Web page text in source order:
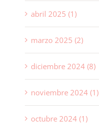
abril 2025 (1)
marzo 2025 (2)
diciembre 2024 (8)
noviembre 2024 (1)
octubre 2024 (1)